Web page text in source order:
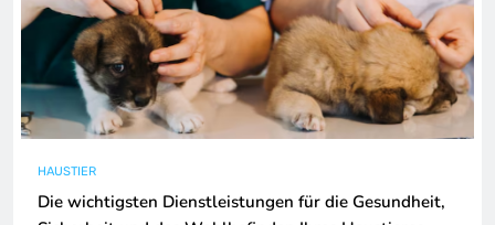
HAUSTIER
Die wichtigsten Dienstleistungen für die Gesundheit,